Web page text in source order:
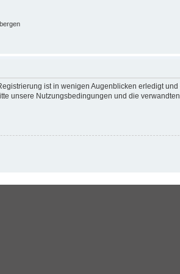
ist in wenigen Augenblicken erledigt
unsere Nutzungsbedingungen und die